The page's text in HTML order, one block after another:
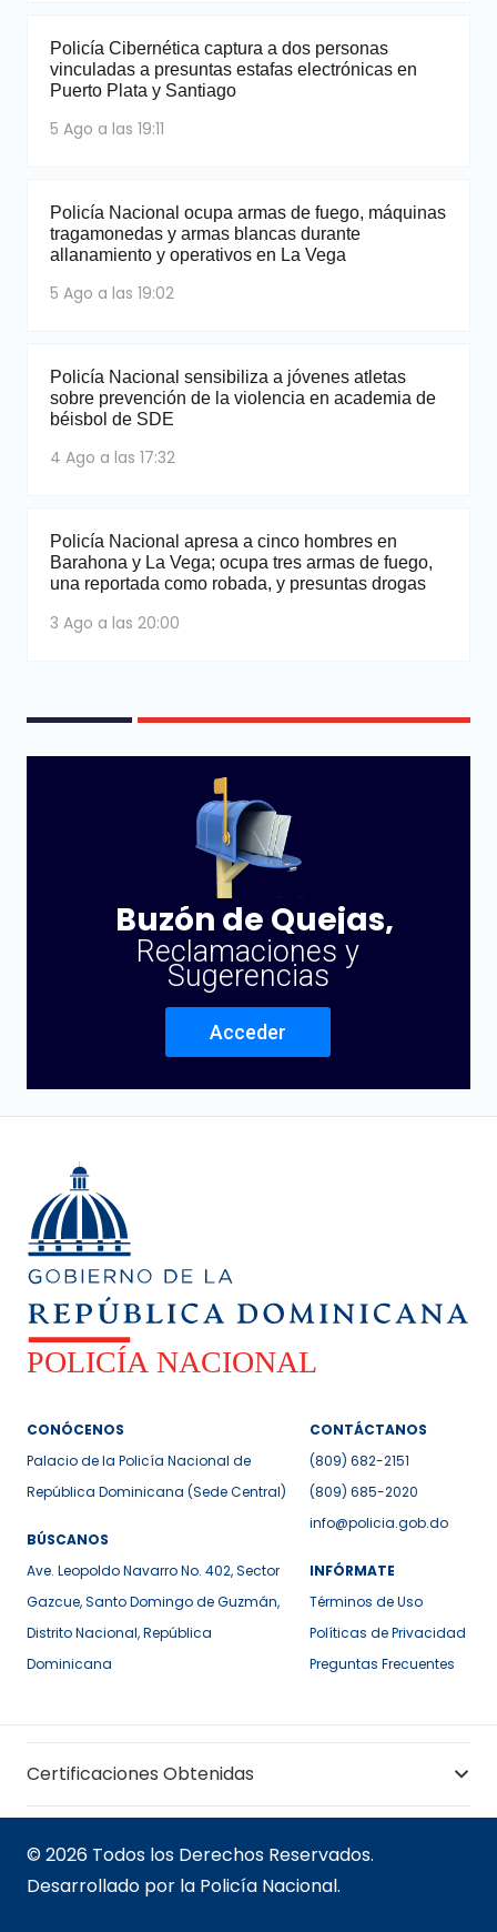
Policía Cibernética captura a dos personas
vinculadas a presuntas estafas electrónicas en
Puerto Plata y Santiago
5 Ago a las 19:11
Policía Nacional ocupa armas de fuego, máquinas
tragamonedas y armas blancas durante
allanamiento y operativos en La Vega
5 Ago a las 19:02
Policía Nacional sensibiliza a jóvenes atletas
sobre prevención de la violencia en academia de
béisbol de SDE
4 Ago a las 17:32
Policía Nacional apresa a cinco hombres en
Barahona y La Vega; ocupa tres armas de fuego,
una reportada como robada, y presuntas drogas
3 Ago a las 20:00
Buzón de Quejas,
Reclamaciones y
Sugerencias
Acceder
CONÓCENOS
Palacio de la Policía Nacional de
República Dominicana (Sede Central)
BÚSCANOS
Ave. Leopoldo Navarro No. 402, Sector
Gazcue, Santo Domingo de Guzmán,
Distrito Nacional, República
Dominicana
CONTÁCTANOS
(809) 682-2151
(809) 685-2020
info@policia.gob.do
INFÓRMATE
Términos de Uso
Políticas de Privacidad
Preguntas Frecuentes
Certificaciones Obtenidas
© 2026 Todos los Derechos Reservados.
Desarrollado por la Policía Nacional.